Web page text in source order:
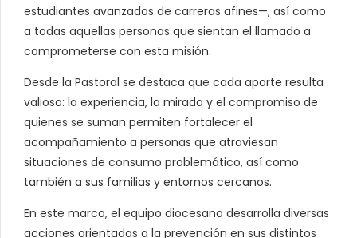
estudiantes avanzados de carreras afines—, así como
a todas aquellas personas que sientan el llamado a
comprometerse con esta misión.
Desde la Pastoral se destaca que cada aporte resulta
valioso: la experiencia, la mirada y el compromiso de
quienes se suman permiten fortalecer el
acompañamiento a personas que atraviesan
situaciones de consumo problemático, así como
también a sus familias y entornos cercanos.
En este marco, el equipo diocesano desarrolla diversas
acciones orientadas a la prevención en sus distintos